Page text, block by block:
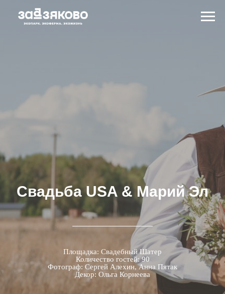
Cвадьба USA & Марий Эл
Площадка: Свадебный Шатер
Количество гостей: 90
Фотограф: Сергей Алехин, Анна Пятак
Декор: Ольга Корнеева